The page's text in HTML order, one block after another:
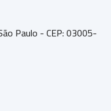
Paulo - CEP: 03005-